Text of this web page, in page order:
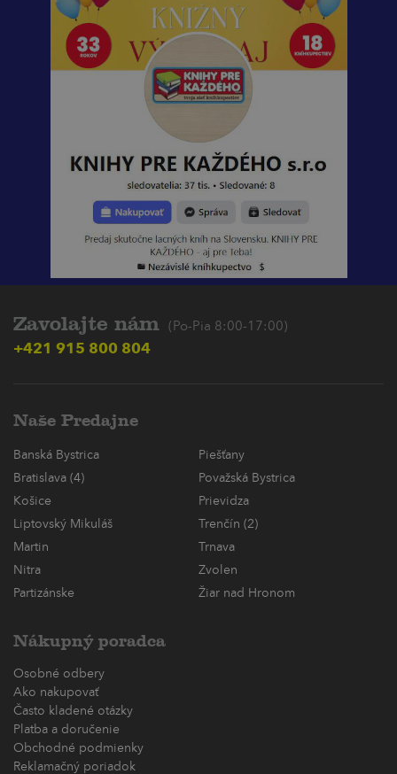
Zavolajte nám (Po-Pia 8:00-17:00)
+421 915 800 804
Naše Predajne
Banská Bystrica
Piešťany
Bratislava (4)
Považská Bystrica
Košice
Prievidza
Liptovský Mikuláš
Trenčín (2)
Martin
Trnava
Nitra
Zvolen
Partizánske
Žiar nad Hronom
Nákupný poradca
Osobné odbery
Ako nakupovať
Často kladené otázky
Platba a doručenie
Obchodné podmienky
Reklamačný poriadok